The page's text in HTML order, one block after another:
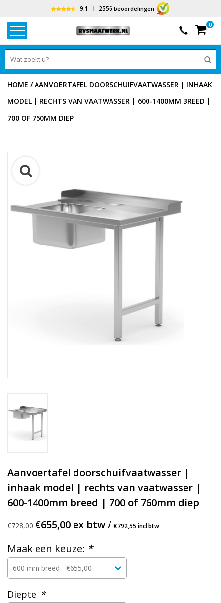
9.1 2556 beoordelingen
0
HOME /AANVOERTAFEL DOORSCHUIFVAATWASSER | INHAAK
MODEL | RECHTS VAN VAATWASSER | 600-1400MM BREED |
700 OF 760MM DIEP
Aanvoertafel doorschuifvaatwasser |
inhaak model | rechts van vaatwasser |
600-1400mm breed | 700 of 760mm diep
€728,00 €655,00 ex btw /€792,55 incl btw
Maak een keuze: *
Diepte: *